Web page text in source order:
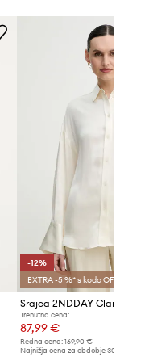
-12%
EXTRA -5 %* s kodo OFF
Srajca 2NDDAY Clarose
Trenutna cena:
87,99 €
Redna cena: 169,90 €
Najnižja cena za obdobje 30 dni pred